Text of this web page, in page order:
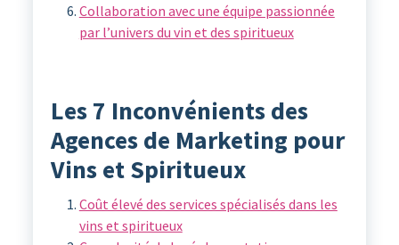
Collaboration avec une équipe passionnée
par l’univers du vin et des spiritueux
Les 7 Inconvénients des
Agences de Marketing pour
Vins et Spiritueux
Coût élevé des services spécialisés dans les
vins et spiritueux